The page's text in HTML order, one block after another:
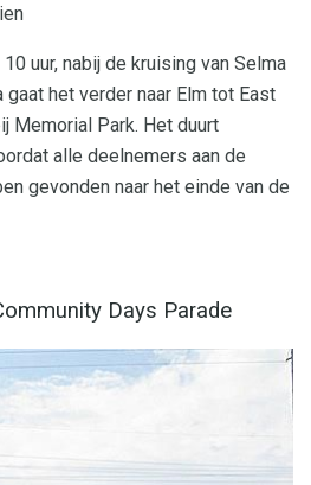
uur, nabij de kruising van Selma
gaat het verder naar Elm tot East
Memorial Park. Het duurt
alle deelnemers aan de
gevonden naar het einde van de
Days Parade